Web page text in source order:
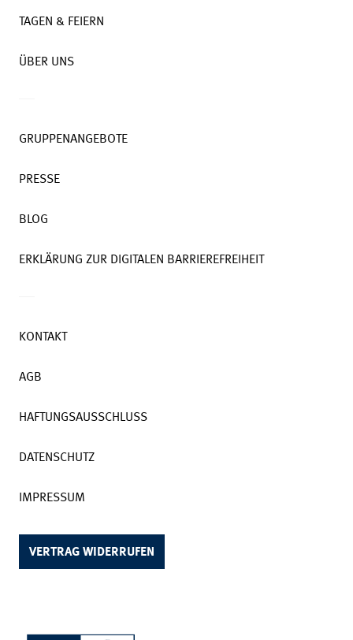
TAGEN & FEIERN
ÜBER UNS
GRUPPENANGEBOTE
PRESSE
BLOG
ERKLÄRUNG ZUR DIGITALEN BARRIEREFREIHEIT
KONTAKT
AGB
HAFTUNGSAUSSCHLUSS
DATENSCHUTZ
IMPRESSUM
VERTRAG WIDERRUFEN